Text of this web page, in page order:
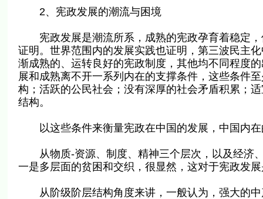
2、宪政发展的潮流与困境
宪政发展是潮流所系，成熟的宪政孕育着稳定，
证明。世界范围内的发展实践也证明，第三波民主
渐成熟的、运转良好的宪政制度，其他均不同程度
展和成熟离不开一系列内在的支撑条件，这些条件
构；活跃的公民社会；没有深厚的社会矛盾积累；
结构。
以这些条件来衡量宪政在中国的发展，中国内在
从物质-资源、制度、精神三个层次，以及经济
一是多层面的贫困和交织，很显然，这对于宪政发
从阶级阶层结构角度来讲，一般认为，强大的中